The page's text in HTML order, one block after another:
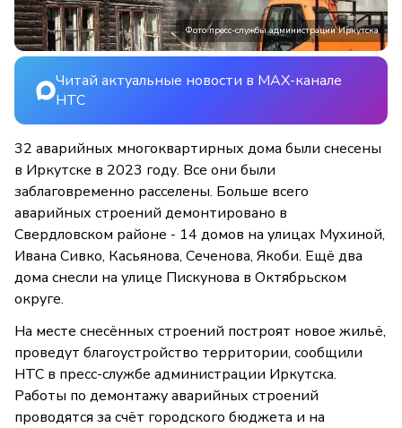
Фото пресс-службы администрации Иркутска
Читай актуальные новости в MAX-канале
НТС
32 аварийных многоквартирных дома были снесены
в Иркутске в 2023 году. Все они были
заблаговременно расселены. Больше всего
аварийных строений демонтировано в
Свердловском районе - 14 домов на улицах Мухиной,
Ивана Сивко, Касьянова, Сеченова, Якоби. Ещё два
дома снесли на улице Пискунова в Октябрьском
округе.
На месте снесённых строений построят новое жильё,
проведут благоустройство территории, сообщили
НТС в пресс-службе администрации Иркутска.
Работы по демонтажу аварийных строений
проводятся за счёт городского бюджета и на